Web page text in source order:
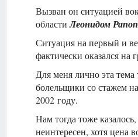
Вызван он ситуацией
областиЛеонидом
Ситуация на первый и
фактически оказался на
Для меня лично эта тема
болельщики со стажем
2002 году.
Нам тогда тоже
неинтересен, хотя цена